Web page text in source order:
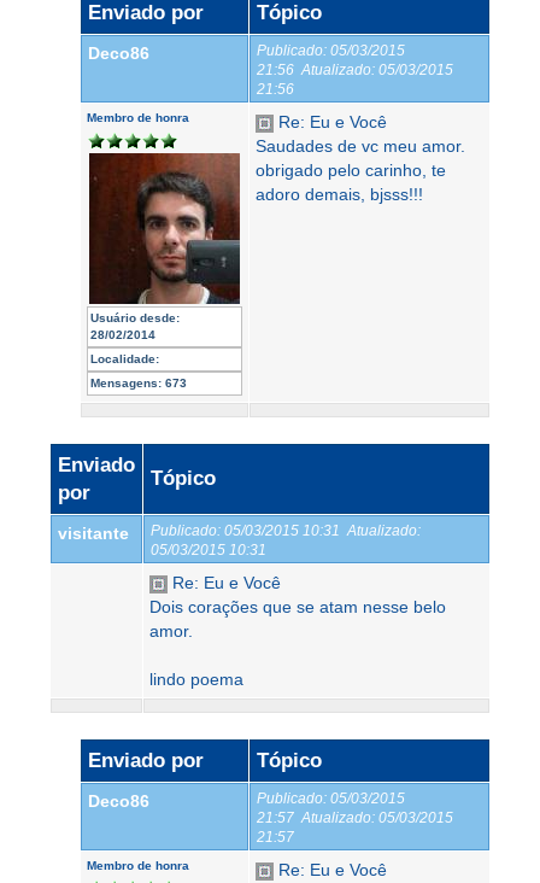
Enviado por Tópico
Deco86 Publicado: 05/03/2015
21:56 Atualizado: 05/03/2015
21:56
Membro de honra
Usuário desde:
28/02/2014
Localidade:
Mensagens: 673
Re: Eu e Você
Saudades de vc meu amor.
obrigado pelo carinho, te
adoro demais, bjsss!!!
Enviado
por
Tópico
visitante Publicado: 05/03/2015 10:31 Atualizado:
05/03/2015 10:31
Re: Eu e Você
Dois corações que se atam nesse belo
amor.
lindo poema
Enviado por Tópico
Deco86 Publicado: 05/03/2015
21:57 Atualizado: 05/03/2015
21:57
Membro de honra Re: Eu e Você